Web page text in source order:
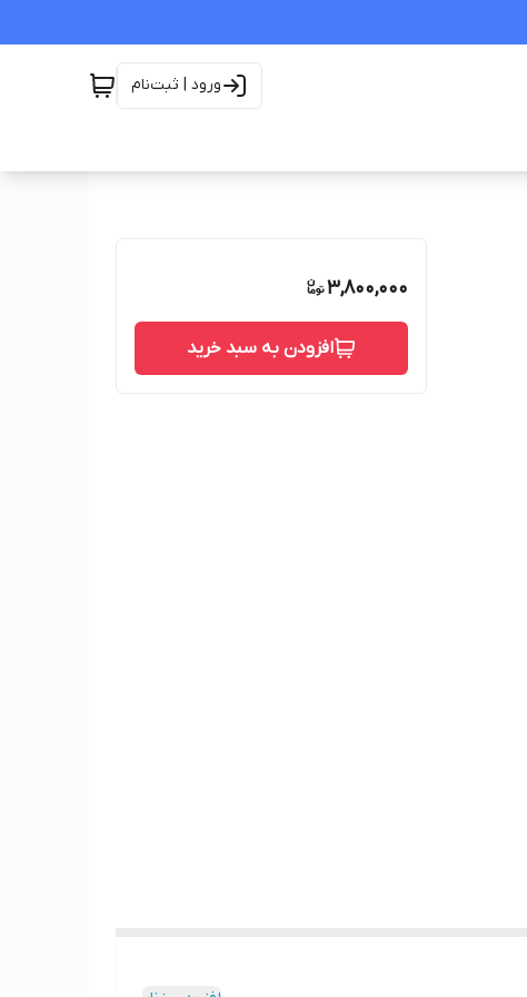
ورود | ثبت‌نام
3,800,000
افزودن به سبد خرید